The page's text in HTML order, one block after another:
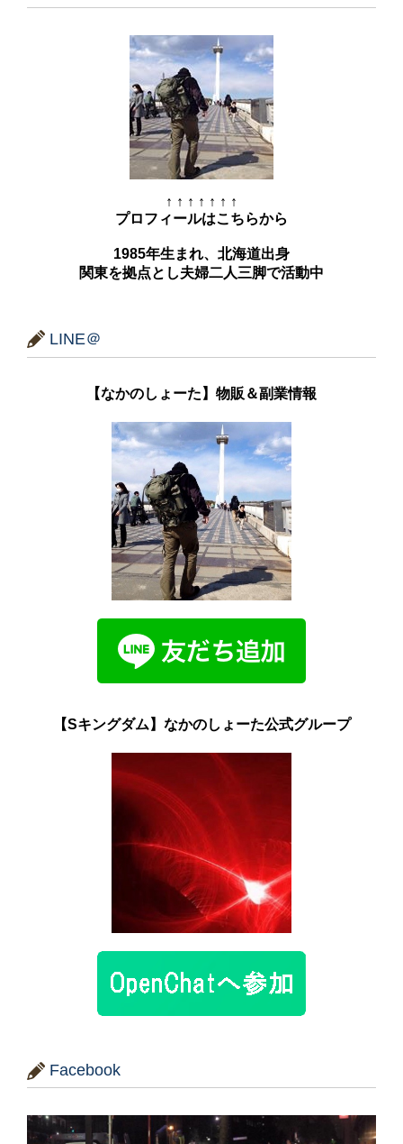
↑ ↑ ↑ ↑ ↑ ↑ ↑
プロフィールはこちらから
1985年生まれ、北海道出身
関東を拠点とし夫婦二人三脚で活動中
LINE＠
【なかのしょーた】物販＆副業情報
【Sキングダム】なかのしょーた公式グループ
Facebook